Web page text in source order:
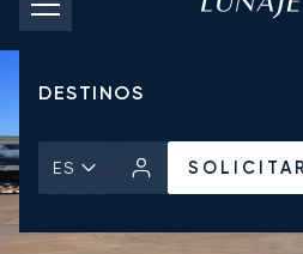
JETS PRIVADOS
DESTINOS
ES